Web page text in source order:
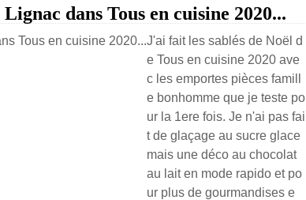
dans Tous en cuisine 2020...
J'ai fait les sablés de Noël d
e Tous en cuisine 2020 ave
c les emportes pièces famill
e bonhomme que je teste po
ur la 1ere fois. Je n'ai pas fai
t de glaçage au sucre glace
mais une déco au chocolat
au lait en mode rapido et po
ur plus de gourmandises e